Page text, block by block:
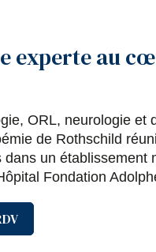
experte au
ORL, neurologie et
de Rothschild
dans un établissement
Fondation